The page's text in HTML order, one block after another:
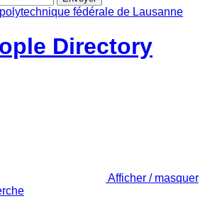
Directory
Afficher / masquer